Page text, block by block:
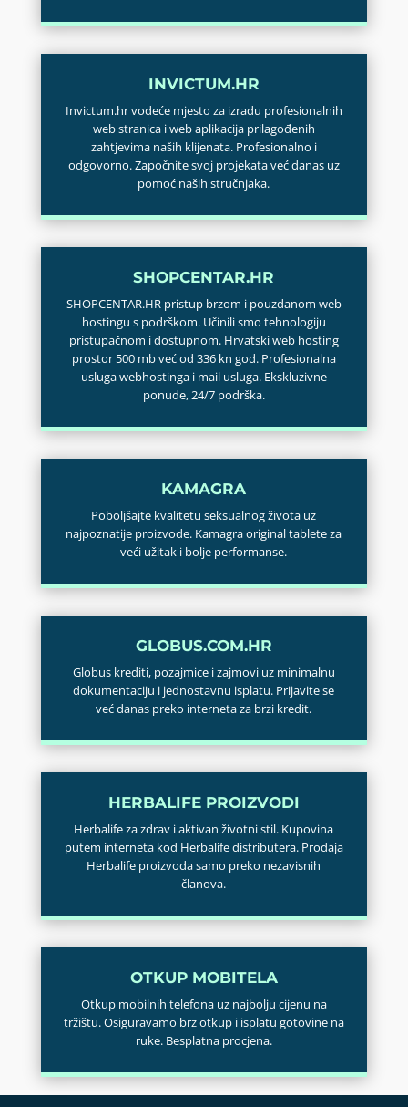
INVICTUM.HR
Invictum.hr vodeće mjesto za izradu profesionalnih
web stranica i web aplikacija prilagođenih
zahtjevima naših klijenata. Profesionalno i
odgovorno. Započnite svoj projekata već danas uz
pomoć naših stručnjaka.
SHOPCENTAR.HR
SHOPCENTAR.HR pristup brzom i pouzdanom web
hostingu s podrškom. Učinili smo tehnologiju
pristupačnom i dostupnom. Hrvatski web hosting
prostor 500 mb već od 336 kn god. Profesionalna
usluga webhostinga i mail usluga. Ekskluzivne
ponude, 24/7 podrška.
KAMAGRA
Poboljšajte kvalitetu seksualnog života uz
najpoznatije proizvode. Kamagra original tablete za
veći užitak i bolje performanse.
GLOBUS.COM.HR
Globus krediti, pozajmice i zajmovi uz minimalnu
dokumentaciju i jednostavnu isplatu. Prijavite se
već danas preko interneta za brzi kredit.
HERBALIFE PROIZVODI
Herbalife za zdrav i aktivan životni stil. Kupovina
putem interneta kod Herbalife distributera. Prodaja
Herbalife proizvoda samo preko nezavisnih
članova.
OTKUP MOBITELA
Otkup mobilnih telefona uz najbolju cijenu na
tržištu. Osiguravamo brz otkup i isplatu gotovine na
ruke. Besplatna procjena.